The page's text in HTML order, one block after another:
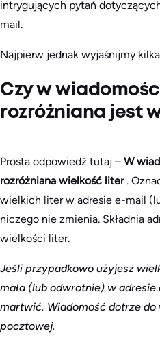
intrygujących pytań
mail.
Najpierw jednak wyjaśnijmy
Czy w
rozróżniana jest
Prosta odpowiedź tutaj – W
rozróżniana wielkość liter.
wielkich liter w adresie e-mail
niczego nie zmienia. Składnia
wielkości liter.
Jeśli przypadkowo użyjesz
mała (lub odwrotnie) w
martwić. Wiadomość dotrze do
pocztowej.